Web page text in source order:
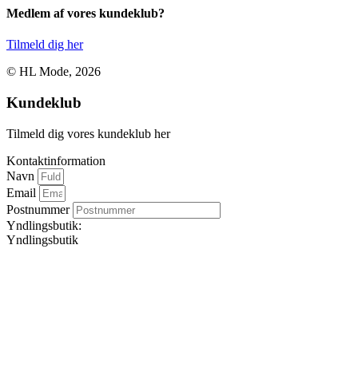
Medlem af vores kundeklub?
Tilmeld dig her
© HL Mode, 2026
Kundeklub
Tilmeld dig vores kundeklub her
Kontaktinformation
Navn
Email
Postnummer
Yndlingsbutik:
Yndlingsbutik